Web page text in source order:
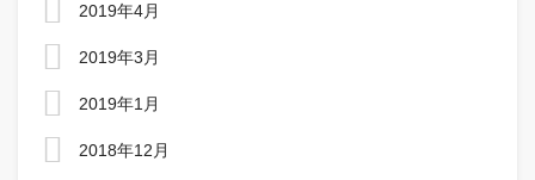
2019年4月
2019年3月
2019年1月
2018年12月